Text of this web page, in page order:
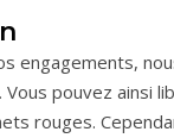
engagements,
pouvez ainsi
rouges.